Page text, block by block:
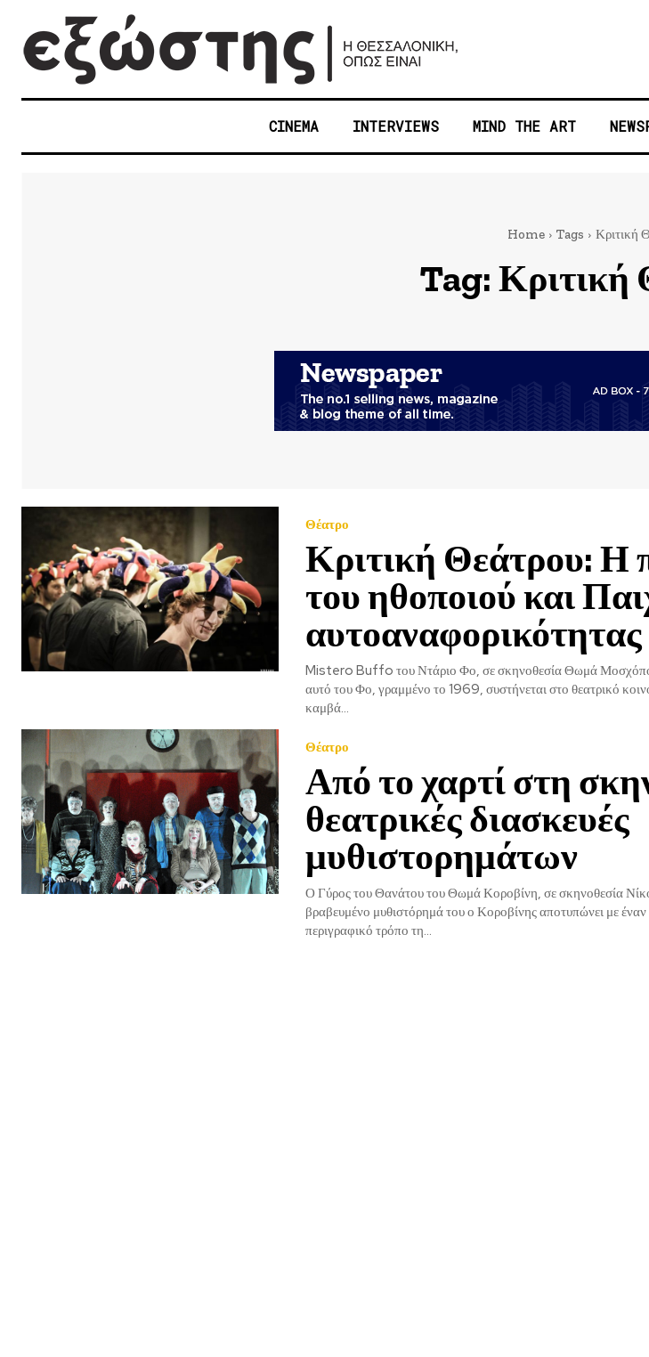
CINEMA INTERVIEWS MIND THE ART
Home Tags Κριτική
Tag:Κριτική
Θέατρο
Κριτική Θεάτρου: Η
του ηθοποιού και
αυτοαναφορικότητας
Mistero Buffo του Ντάριο Φο, σε σκηνοθεσία Θωμά Μοσχόπουλου,
αυτό του Φο, γραμμένο το 1969, συστήνεται στο θεατρικό
καμβά...
Θέατρο
Από το χαρτί στη
θεατρικές διασκευές
μυθιστορημάτων
Ο Γύρος του Θανάτου του Θωμά Κοροβίνη, σε σκηνοθεσία
βραβευμένο μυθιστόρημά του ο Κοροβίνης αποτυπώνει με
περιγραφικό τρόπο τη...